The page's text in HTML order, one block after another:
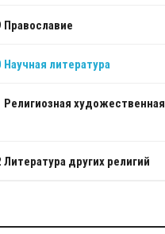
Православие
литература
Религиозная художественная
других религий